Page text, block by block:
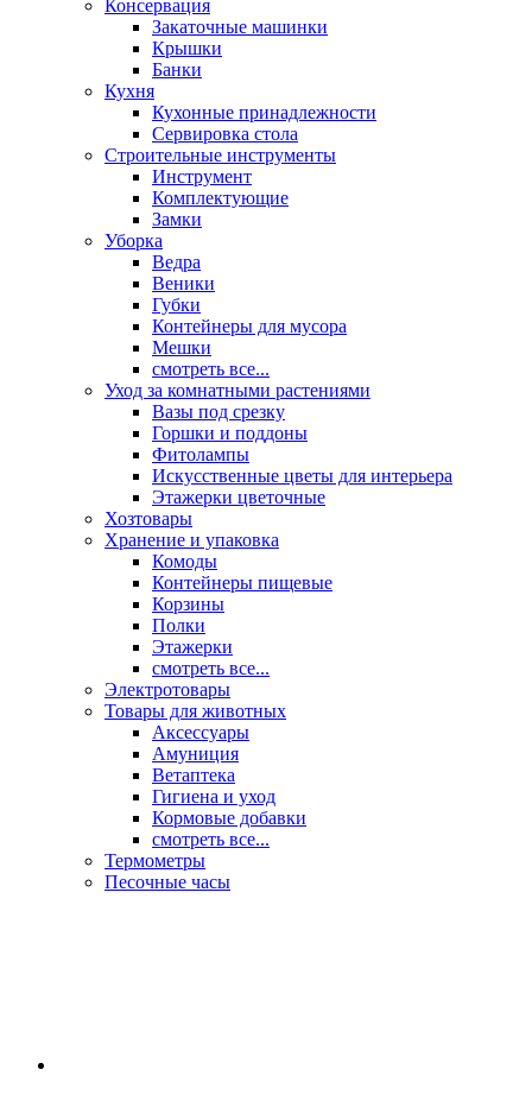
Консервация
Закаточные машинки
Крышки
Банки
Кухня
Кухонные принадлежности
Сервировка стола
Строительные инструменты
Инструмент
Комплектующие
Замки
Уборка
Ведра
Веники
Губки
Контейнеры для мусора
Мешки
смотреть все...
Уход за комнатными растениями
Вазы под срезку
Горшки и поддоны
Фитолампы
Искусственные цветы для интерьера
Этажерки цветочные
Хозтовары
Хранение и упаковка
Комоды
Контейнеры пищевые
Корзины
Полки
Этажерки
смотреть все...
Электротовары
Товары для животных
Аксессуары
Амуниция
Ветаптека
Гигиена и уход
Кормовые добавки
смотреть все...
Термометры
Песочные часы